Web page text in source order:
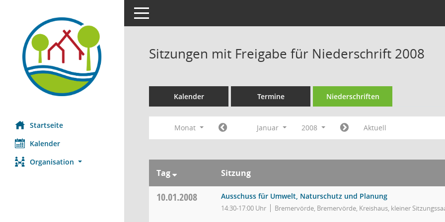
Startseite
Kalender
Organisation
Toggle navigation
Sitzungen mit Freigabe für Niederschrift 2008
Kalender Termine Niederschriften
Monat Januar 2008 Aktuell
Tag Sitzung
10.01.2008 Ausschuss für Umwelt, Naturschutz und Planung
14:30-17:00 Uhr Bremervörde, Bremervörde, Kreishaus, kleiner